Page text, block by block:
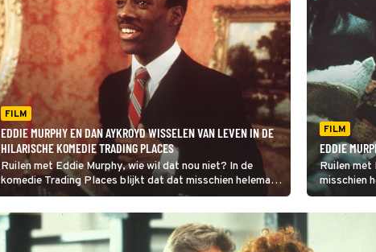
FILM
EDDIE MURPHY EN DAN AYKROYD WISSELEN VAN LEVEN IN DE
HILARISCHE KOMEDIE TRADING PLACES
Ruilen met Eddie Murphy, wie wil dat nou niet? In de
komedie Trading Places blijkt dat dat misschien helemaal
niet zo'n goed idee is.
FILM
EDDIE
Ruilen met
misschien